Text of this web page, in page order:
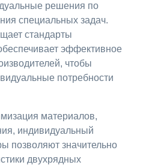
решения по
специальных задач.
стандарты
эффективное
чтобы
потребности
материалов,
индивидуальный
позволяют значительно
двухрядных